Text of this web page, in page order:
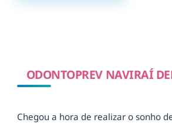
ODONTOPREV NAVIRAÍ
Chegou a hora de realizar o sonho